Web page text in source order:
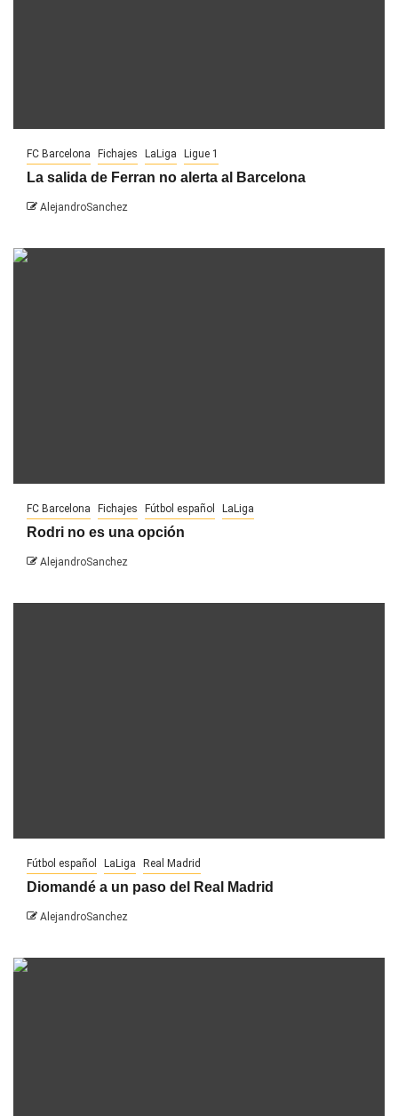
FC Barcelona Fichajes LaLiga Ligue 1
La salida de Ferran no alerta al Barcelona
AlejandroSanchez
FC Barcelona Fichajes Fútbol español LaLiga
Rodri no es una opción
AlejandroSanchez
Fútbol español LaLiga Real Madrid
Diomandé a un paso del Real Madrid
AlejandroSanchez